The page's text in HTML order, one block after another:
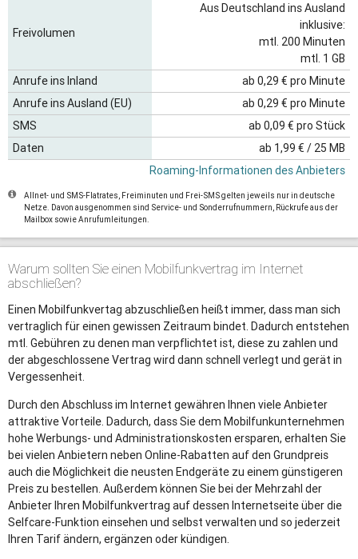
Freivolumen
Aus Deutschland ins Ausland
inklusive:
mtl. 200 Minuten
mtl. 1 GB
Anrufe ins Inland
ab 0,29 € pro Minute
Anrufe ins Ausland (EU)
ab 0,29 € pro Minute
SMS
ab 0,09 € pro Stück
Daten
ab 1,99 € / 25 MB
Roaming-Informationen des Anbieters
Allnet- und SMS-Flatrates, Freiminuten und Frei-SMS gelten jeweils nur in deutsche
Netze. Davon ausgenommen sind Service- und Sonderrufnummern, Rückrufe aus der
Mailbox sowie Anrufumleitungen.
Warum sollten Sie einen Mobilfunkvertrag im Internet
abschließen?
Einen Mobilfunkvertag abzuschließen heißt immer, dass man sich
vertraglich für einen gewissen Zeitraum bindet. Dadurch entstehen
mtl. Gebühren zu denen man verpflichtet ist, diese zu zahlen und
der abgeschlossene Vertrag wird dann schnell verlegt und gerät in
Vergessenheit.
Durch den Abschluss im Internet gewähren Ihnen viele Anbieter
attraktive Vorteile. Dadurch, dass Sie dem Mobilfunkunternehmen
hohe Werbungs- und Administrationskosten ersparen, erhalten Sie
bei vielen Anbietern neben Online-Rabatten auf den Grundpreis
auch die Möglichkeit die neusten Endgeräte zu einem günstigeren
Preis zu bestellen. Außerdem können Sie bei der Mehrzahl der
Anbieter Ihren Mobilfunkvertrag auf dessen Internetseite über die
Selfcare-Funktion einsehen und selbst verwalten und so jederzeit
Ihren Tarif ändern, ergänzen oder kündigen.